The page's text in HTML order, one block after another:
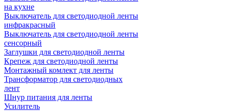
на кухне
Выключатель для светодиодной ленты
инфракрасный
Выключатель для светодиодной ленты
сенсорный
Заглушки для светодиодной ленты
Крепеж для светодиодной ленты
Монтажный комлект для ленты
Трансформатор для светодиодных
лент
Шнур питания для ленты
Усилитель